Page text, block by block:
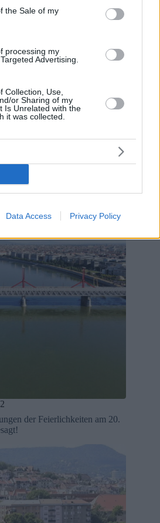
the Sale of my
processing my
Advertising.
Collection, Use,
or Sharing of my
Is Unrelated with the
it was collected.
Data Access Privacy Policy
Städte für
Europa!
der Feierlichkeiten am 20.